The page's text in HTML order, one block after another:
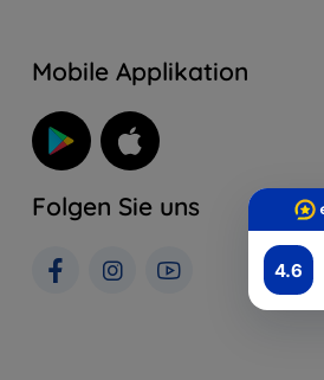
4.6
Mobile Applikation
Folgen Sie uns